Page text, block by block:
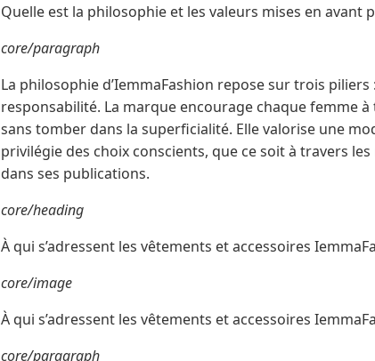
Quelle est la philosophie et les valeurs mises en avant
core/paragraph
La philosophie d’IemmaFashion repose sur trois
responsabilité. La marque encourage chaque femme
sans tomber dans la superficialité. Elle valorise une
privilégie des choix conscients, que ce soit à travers
dans ses publications.
core/heading
À qui s’adressent les vêtements et accessoires
core/image
À qui s’adressent les vêtements et accessoires
core/paragraph